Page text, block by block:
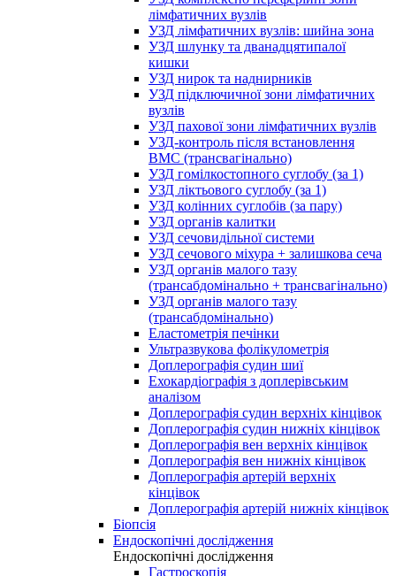
лімфатичних вузлів
УЗД лімфатичних вузлів: шийна зона
УЗД шлунку та дванадцятипалої
кишки
УЗД нирок та наднирників
УЗД підключичної зони лімфатичних
вузлів
УЗД пахової зони лімфатичних вузлів
УЗД-контроль після встановлення
ВМС (трансвагінально)
УЗД гомілкостопного суглобу (за 1)
УЗД ліктьового суглобу (за 1)
УЗД колінних суглобів (за пару)
УЗД органів калитки
УЗД сечовидільної системи
УЗД сечового міхура + залишкова сеча
УЗД органів малого тазу
(трансабдомінально + трансвагінально)
УЗД органів малого тазу
(трансабдомінально)
Еластометрія печінки
Ультразвукова фолікулометрія
Доплерографія судин шиї
Ехокардіографія з доплерівським
аналізом
Доплерографія судин верхніх кінцівок
Доплерографія судин нижніх кінцівок
Доплерографія вен верхніх кінцівок
Доплерографія вен нижніх кінцівок
Доплерографія артерій верхніх
кінцівок
Доплерографія артерій нижніх кінцівок
Біопсія
Ендоскопічні дослідження
Ендоскопічні дослідження
Гастроскопія